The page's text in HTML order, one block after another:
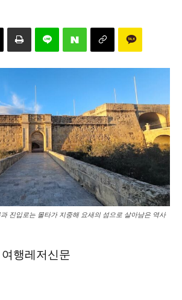
진입로는 몰타가 지중해 요새의 섬으로 살아남은 역사
행레저신문